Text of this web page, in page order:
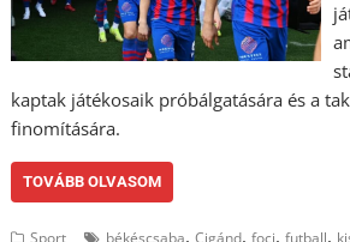
kaptak játékosaik próbálgatására és a
finomítására.
TOVÁBB OLVASOM
Sport békéscsaba,Cigánd,foci,futball,